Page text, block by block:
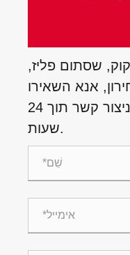
שסתום פליז,
אנא השאירו
לנו את המייל שלכם וניצור קשר תוך 24
שעות.